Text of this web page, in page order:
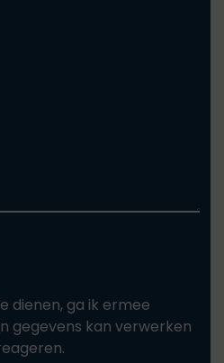
dienen, ga ik ermee
gegevens kan verwerken